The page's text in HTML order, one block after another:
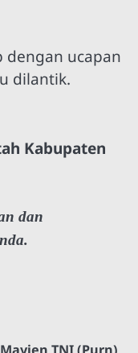
ucapan
dilantik.
Kabupaten
dan